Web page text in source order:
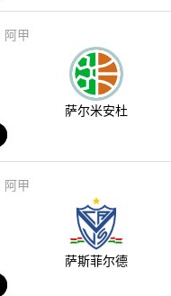
阿甲
萨尔米安杜
阿甲
萨斯菲尔德